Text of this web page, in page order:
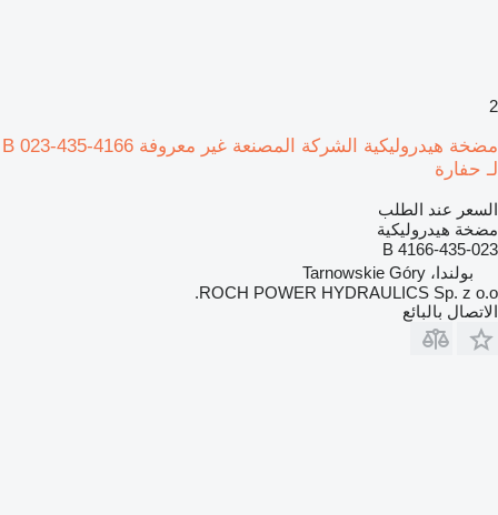
2
مضخة هيدروليكية الشركة المصنعة غير معروفة 4166-435-023 B
لـ حفارة
السعر عند الطلب
مضخة هيدروليكية
4166-435-023 B
بولندا، Tarnowskie Góry
ROCH POWER HYDRAULICS Sp. z o.o.
الاتصال بالبائع